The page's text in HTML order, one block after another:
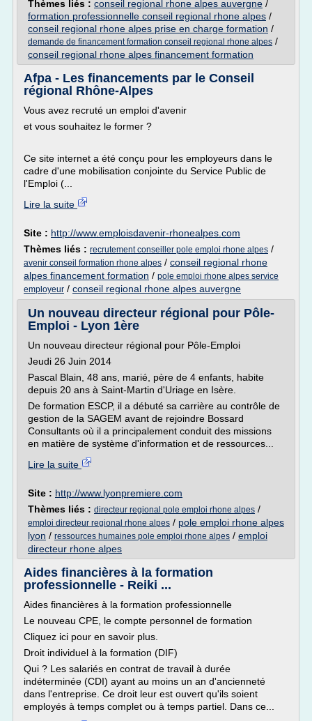
Thèmes liés : conseil regional rhone alpes auvergne /
formation professionnelle conseil regional rhone alpes /
conseil regional rhone alpes prise en charge formation /
demande de financement formation conseil regional rhone alpes /
conseil regional rhone alpes financement formation
Afpa - Les financements par le Conseil
régional Rhône-Alpes
Vous avez recruté un emploi d'avenir
et vous souhaitez le former ?
Ce site internet a été conçu pour les employeurs dans le
cadre d'une mobilisation conjointe du Service Public de
l'Emploi (...
Lire la suite
Site : http://www.emploisdavenir-rhonealpes.com
Thèmes liés : recrutement conseiller pole emploi rhone alpes /
avenir conseil formation rhone alpes / conseil regional rhone
alpes financement formation / pole emploi rhone alpes service
employeur / conseil regional rhone alpes auvergne
Un nouveau directeur régional pour Pôle-
Emploi - Lyon 1ère
Un nouveau directeur régional pour Pôle-Emploi
Jeudi 26 Juin 2014
Pascal Blain, 48 ans, marié, père de 4 enfants, habite
depuis 20 ans à Saint-Martin d'Uriage en Isère.
De formation ESCP, il a débuté sa carrière au contrôle de
gestion de la SAGEM avant de rejoindre Bossard
Consultants où il a principalement conduit des missions
en matière de système d'information et de ressources...
Lire la suite
Site : http://www.lyonpremiere.com
Thèmes liés : directeur regional pole emploi rhone alpes /
emploi directeur regional rhone alpes / pole emploi rhone alpes
lyon / ressources humaines pole emploi rhone alpes / emploi
directeur rhone alpes
Aides financières à la formation
professionnelle - Reiki ...
Aides financières à la formation professionnelle
Le nouveau CPE, le compte personnel de formation
Cliquez ici pour en savoir plus.
Droit individuel à la formation (DIF)
Qui ? Les salariés en contrat de travail à durée
indéterminée (CDI) ayant au moins un an d'ancienneté
dans l'entreprise. Ce droit leur est ouvert qu'ils soient
employés à temps complet ou à temps partiel. Dans ce...